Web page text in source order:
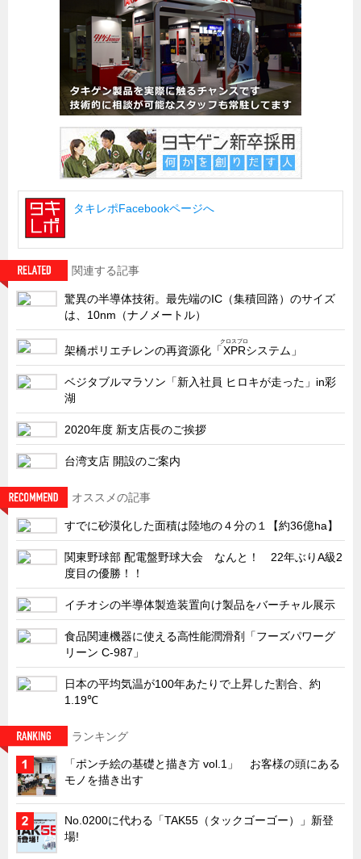
試作・特注品の事例集
SDGs配慮・脱炭素
省力化製品
配電盤・分電盤・キュービクル
医療・福祉・介護関連
ロボット・自動化装置関連
二次電池関連
EV・PHEV充電器関連
再生可能エネルギー
農業関連
半導体製造装置関連
共同溝・無電柱化関連
サーバーラック・エンクロジャー
特装車・バス・トラック関連
フリーザー・フードマシナリー関連
自動販売機・自動改札機関連
鉄道車両・駅舎関連
営業、丸ごとフカボリ
新製品開発最前線
Before After
旬の野菜とタキゲン製品
PICK UP NEWS
図面の見方・書き方
ズバッとお悩み解決 テクニカル Q and A
瀧源点回帰
光る技術！未来へのモノづくり
ちょっとユニークなお客様
ビジサスニュース
タキレポFacebookページへ
関連する記事
驚異の半導体技術。最先端のIC（集積回路）のサイズ
は、10nm（ナノメートル）
架橋ポリエチレンの再資源化「XPR
クロスプロ
システム」
ベジタブルマラソン「新入社員 ヒロキが走った」in彩
湖
2020年度 新支店長のご挨拶
台湾支店 開設のご案内
オススメの記事
すでに砂漠化した面積は陸地の４分の１【約36億ha】
関東野球部 配電盤野球大会 なんと！ 22年ぶりA級2
度目の優勝！！
イチオシの半導体製造装置向け製品をバーチャル展示
食品関連機器に使える高性能潤滑剤「フーズパワーグ
リーン C-987」
日本の平均気温が100年あたりで上昇した割合、約
1.19℃
ランキング
「ポンチ絵の基礎と描き方 vol.1」 お客様の頭にある
モノを描き出す
No.0200に代わる「TAK55（タックゴーゴー）」新登
場!